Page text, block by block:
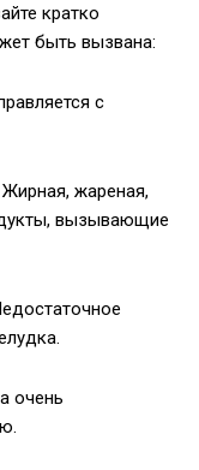
кратко
быть вызвана:
с
жареная,
вызывающие
очень